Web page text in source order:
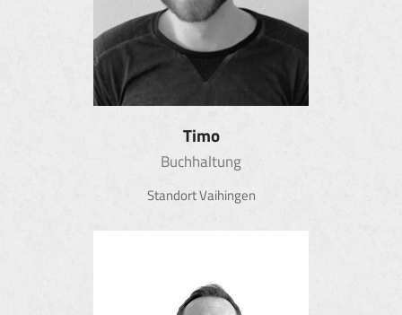
Timo
Buchhaltung
Standort Vaihingen